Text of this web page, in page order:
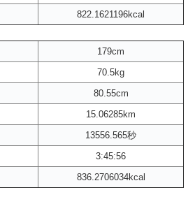
822.1621196kcal
179cm
70.5kg
80.55cm
15.06285km
13556.565秒
3:45:56
836.2706034kcal